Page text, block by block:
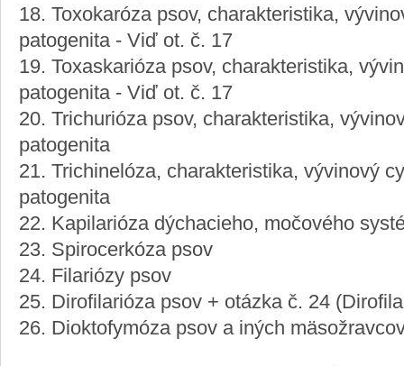
18. Toxokaróza psov, charakteristika,
patogenita - Viď ot. č. 17
19. Toxaskarióza psov, charakteristika,
patogenita - Viď ot. č. 17
20. Trichurióza psov, charakteristika,
patogenita
21. Trichinelóza, charakteristika, vývinový
patogenita
22. Kapilarióza dýchacieho, močového
23. Spirocerkóza psov
24. Filariózy psov
25. Dirofilarióza psov + otázka č. 24
26. Dioktofymóza psov a iných